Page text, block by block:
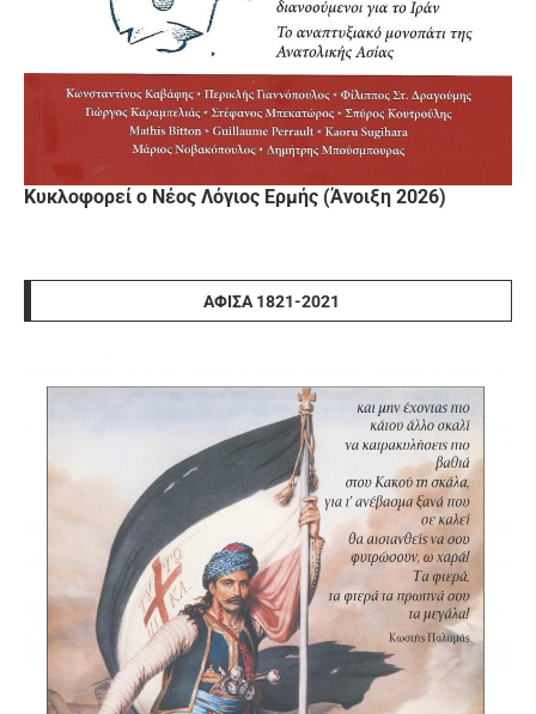
Κυκλοφορεί ο Νέος Λόγιος Ερμής (Άνοιξη 2026)
ΑΦΊΣΑ 1821-2021